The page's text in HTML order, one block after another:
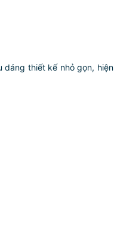
dáng thiết kế nhỏ gọn, hiện